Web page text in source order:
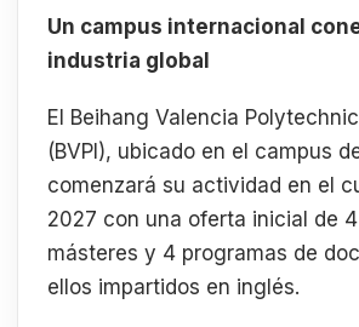
Un campus internacional
industria global
El Beihang Valencia
(BVPI), ubicado en el campus
comenzará su actividad en el
2027 con una oferta inicial de
másteres y 4 programas de
ellos impartidos en inglés.